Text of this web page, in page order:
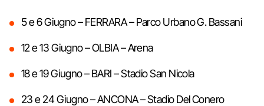
5 e 6 Giugno – FERRARA – Parco Urbano G. Bassani
12 e 13 Giugno – OLBIA – Arena
18 e 19 Giugno – BARI – Stadio San Nicola
23 e 24 Giugno – ANCONA – Stadio Del Conero